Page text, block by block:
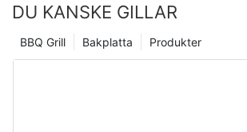
DU KANSKE GILLAR
Produkter
Bakplatta
BBQ Grill